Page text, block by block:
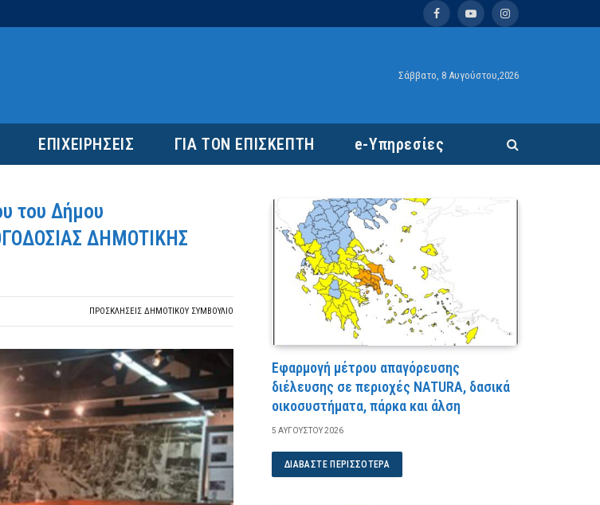
FacebookYouTubeInstagram
Σάββατο, 8 Αυγούστου,2026
ΕΠΙΧΕΙΡΗΣΕΙΣ ΓΙΑ ΤΟΝ ΕΠΙΣΚΕΠΤΗ e-Υπηρεσίες
του Δήμου
ΔΗΜΟΤΙΚΗΣ
ΠΡΟΣΚΛΉΣΕΙΣ ΔΗΜΟΤΙΚΟΎ ΣΥΜΒΟΎΛΙΟ
Εφαρμογή μέτρου απαγόρευσης
διέλευσης σε περιοχές NATURA, δασικά
οικοσυστήματα, πάρκα και άλση
5 ΑΥΓΟΎΣΤΟΥ 2026
ΔΙΑΒΆΣΤΕ ΠΕΡΙΣΣΌΤΕΡΑ